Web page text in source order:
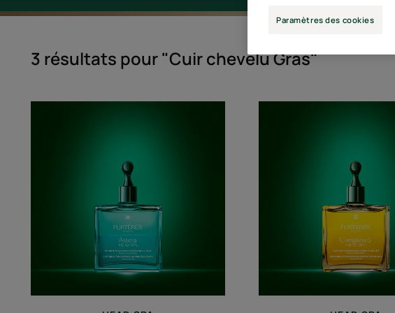
3 résultats pour "Cuir chevelu Gras"
apaisant
FRAÎCHEUR
PURETÉ
5
-
stimulant
Paramètres des cookies